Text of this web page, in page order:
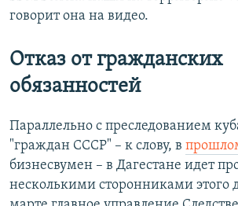
говорит она на видео.
Отказ от гражданских
обязанностей
Параллельно с преследованием
"граждан СССР" – к слову, в
бизнесвумен – в Дагестане идет
несколькими сторонниками этого